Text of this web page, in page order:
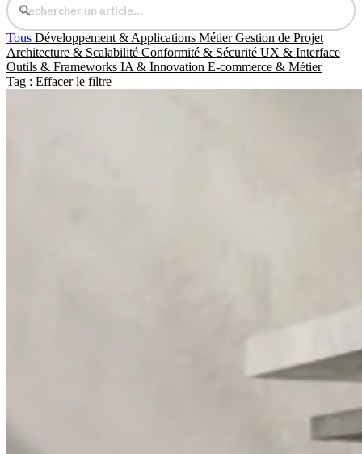
Tous Développement & Applications MétierGestion de Projet
Architecture & Scalabilité Conformité & Sécurité UX & Interface
Outils & Frameworks IA & Innovation E-commerce & Métier
Tag : Effacer le filtre